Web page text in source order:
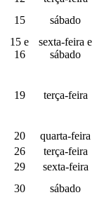
15
sábado
15 e
16
sexta-feira e
sábado
19 terça-feira
20 quarta-feira
26
terça-feira
29
sexta-feira
30
sábado